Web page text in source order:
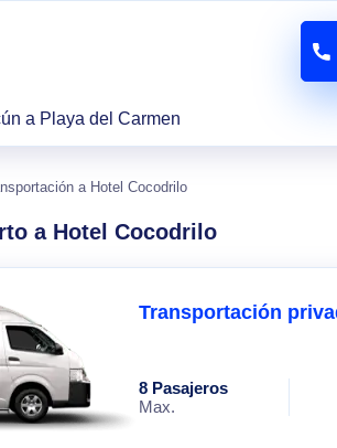
a Playa del Carmen
a Hotel Cocodrilo
a Hotel Cocodrilo
Transportación
8 Pasajeros
Max.